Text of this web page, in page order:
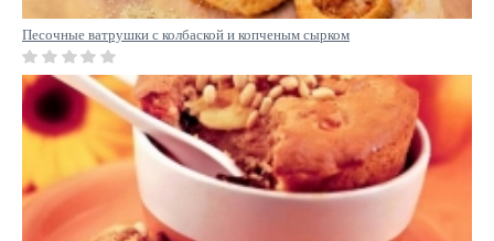
Песочные ватрушки с колбаской и копченым сырком